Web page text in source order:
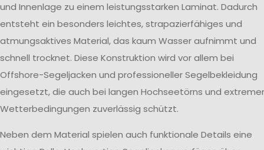
und Innenlage zu einem leistungsstarken Laminat. Dadurch
entsteht ein besonders leichtes, strapazierfähiges und
atmungsaktives Material, das kaum Wasser aufnimmt und
schnell trocknet. Diese Konstruktion wird vor allem bei
Offshore-Segeljacken und professioneller Segelbekleidung
eingesetzt, die auch bei langen Hochseetörns und
Wetterbedingungen zuverlässig schützt.
Neben dem Material spielen auch funktionale Details eine